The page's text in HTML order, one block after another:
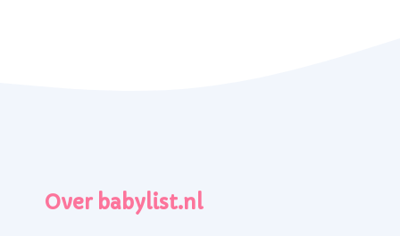
Over babylist.nl